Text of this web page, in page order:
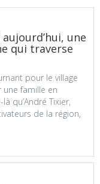
une
qui traverse
pour le village
une famille en
qu’André Tixier,
de la région,